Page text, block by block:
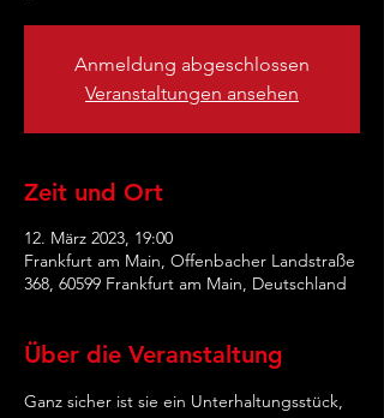
Anmeldung abgeschlossen
Veranstaltungen ansehen
Zeit und Ort
12. März 2023, 19:00
Frankfurt am Main, Offenbacher Landstraße
368, 60599 Frankfurt am Main, Deutschland
Über die Veranstaltung
Ganz sicher ist sie ein Unterhaltungsstück,